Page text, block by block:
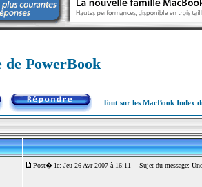
PowerBook
Tout sur les MacBook Index
Post� le: Jeu 26 Avr 2007 à 16:11 Sujet du message: